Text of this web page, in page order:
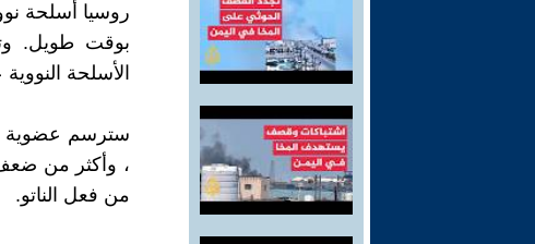
روسيا أسلحة
بوقت طويل.
الأسلحة
سترسم عضوية
، وأكثر من
من فعل الناتو.